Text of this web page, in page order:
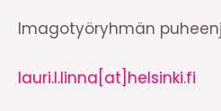
Imagotyöryhmän
lauri.l.linna[at]helsinki.fi